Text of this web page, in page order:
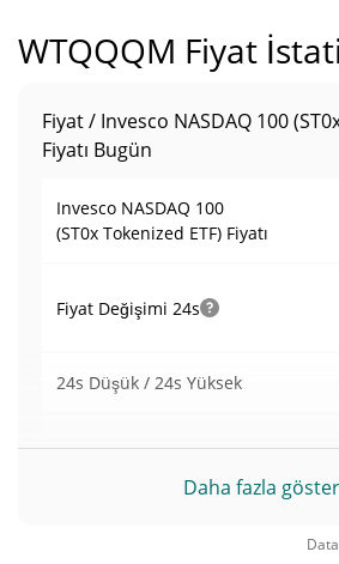
WTQQQM Fiyat
Fiyat / Invesco NASDAQ 100
Fiyatı Bugün
Invesco NASDAQ 100
(ST0x Tokenized ETF) Fiyatı
Fiyat Değişimi 24s
24s Düşük / 24s Yüksek
Daha fazla göster